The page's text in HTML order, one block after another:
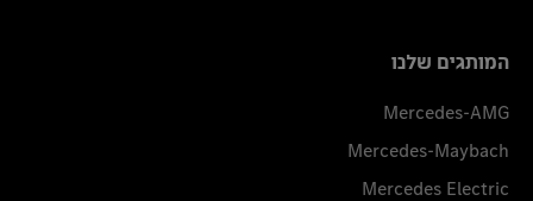
המותגים שלנו
Mercedes-AMG
Mercedes-Maybach
Mercedes Electric